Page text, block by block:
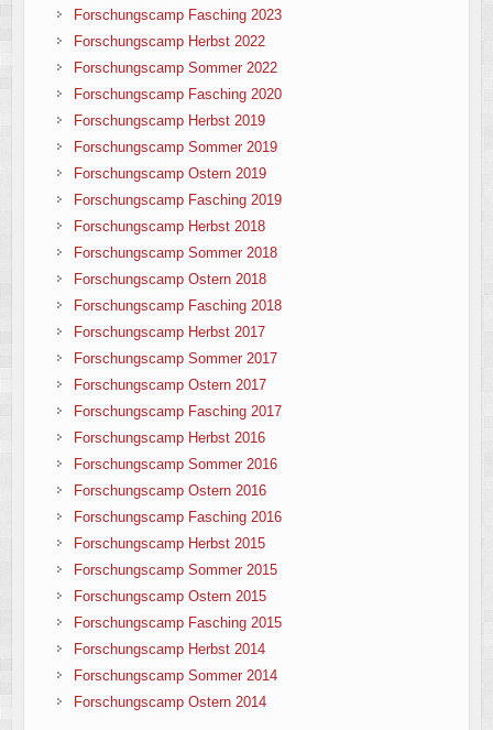
Forschungscamp Fasching 2023
Forschungscamp Herbst 2022
Forschungscamp Sommer 2022
Forschungscamp Fasching 2020
Forschungscamp Herbst 2019
Forschungscamp Sommer 2019
Forschungscamp Ostern 2019
Forschungscamp Fasching 2019
Forschungscamp Herbst 2018
Forschungscamp Sommer 2018
Forschungscamp Ostern 2018
Forschungscamp Fasching 2018
Forschungscamp Herbst 2017
Forschungscamp Sommer 2017
Forschungscamp Ostern 2017
Forschungscamp Fasching 2017
Forschungscamp Herbst 2016
Forschungscamp Sommer 2016
Forschungscamp Ostern 2016
Forschungscamp Fasching 2016
Forschungscamp Herbst 2015
Forschungscamp Sommer 2015
Forschungscamp Ostern 2015
Forschungscamp Fasching 2015
Forschungscamp Herbst 2014
Forschungscamp Sommer 2014
Forschungscamp Ostern 2014